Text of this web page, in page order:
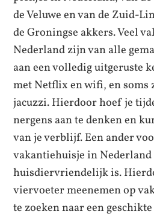
de Veluwe en van de Zuid-
de Groningse akkers. Veel
Nederland zijn van alle
aan een volledig uitgeruste
met Netflix en wifi, en soms
jacuzzi. Hierdoor hoef je
nergens aan te denken en
van je verblijf. Een ander
vakantiehuisje in Nederland
huisdiervriendelijk is.
viervoeter meenemen op
te zoeken naar een